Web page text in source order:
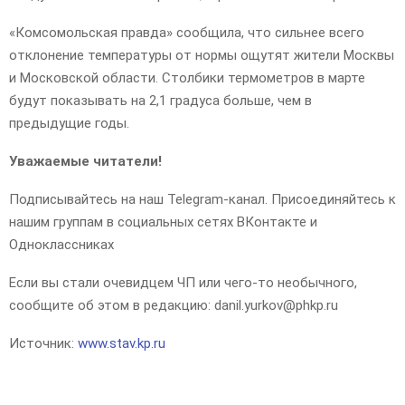
«Комсомольская правда» сообщила, что сильнее всего
отклонение температуры от нормы ощутят жители Москвы
и Московской области. Столбики термометров в марте
будут показывать на 2,1 градуса больше, чем в
предыдущие годы.
Уважаемые читатели!
Подписывайтесь на наш Telegram-канал. Присоединяйтесь к
нашим группам в социальных сетях ВКонтакте и
Одноклассниках
Если вы стали очевидцем ЧП или чего-то необычного,
сообщите об этом в редакцию: danil.yurkov@phkp.ru
Источник: www.stav.kp.ru